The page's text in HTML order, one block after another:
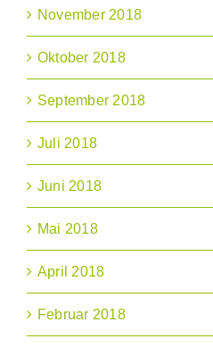
November 2018
Oktober 2018
September 2018
Juli 2018
Juni 2018
Mai 2018
April 2018
Februar 2018